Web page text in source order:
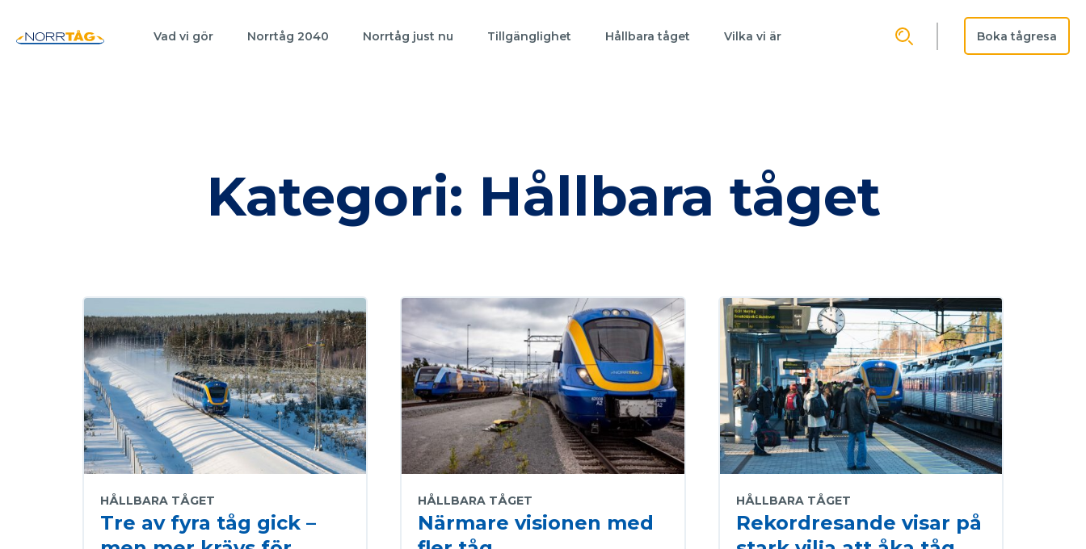
Vad vi gör Norrtåg 2040 Norrtåg just nu Tillgänglighet Hållbara tåget Vilka vi är Boka tågresa
Kategori: Hållbara tåget
HÅLLBARA TÅGET
Tre av fyra tåg gick –
HÅLLBARA TÅGET
Närmare visionen med
HÅLLBARA TÅGET
Rekordresande visar på